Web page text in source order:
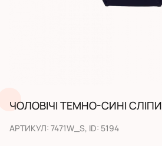
ЧОЛОВІЧІ ТЕМНО-СИНІ СЛІПИ
АРТИКУЛ: 7471W_S, ID: 5194